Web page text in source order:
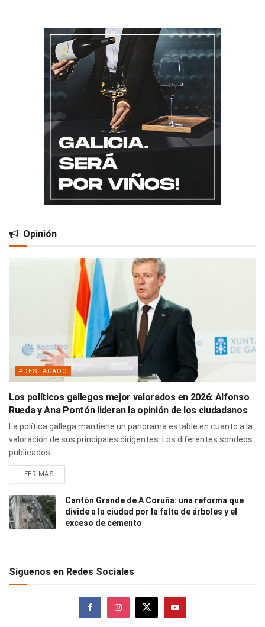
Opinión
#DESTACADO
Los políticos gallegos mejor valorados en 2026: Alfonso
Rueda y Ana Pontón lideran la opinión de los ciudadanos
La política gallega mantiene un panorama estable en cuanto a la
valoración de sus principales dirigentes. Los diferentes sondeos
publicados...
LEER MÁS
Cantón Grande de A Coruña: una reforma que
divide a la ciudad por la falta de árboles y el
exceso de cemento
Síguenos en Redes Sociales